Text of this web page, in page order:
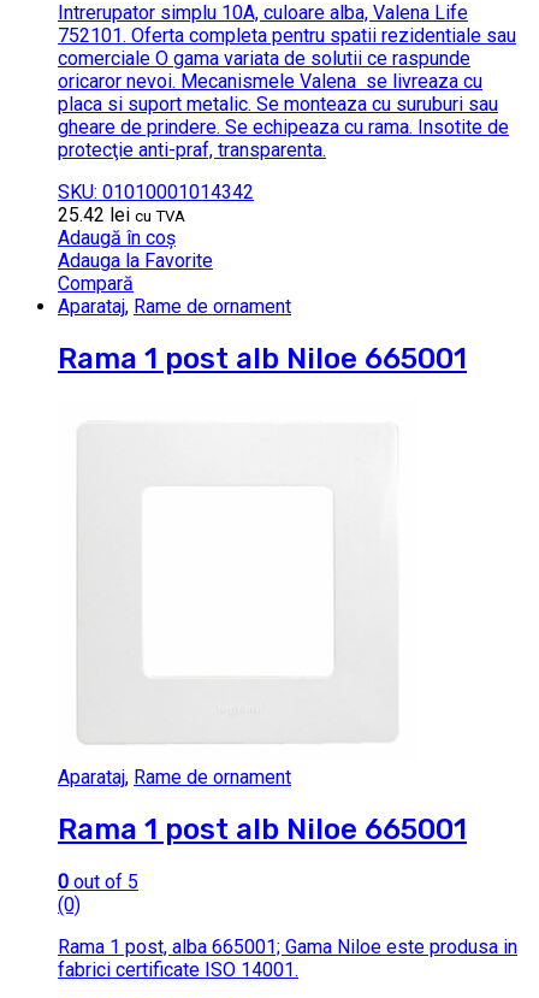
Intrerupator simplu 10A, culoare alba, Valena Life
752101. Oferta completa pentru spatii rezidentiale sau
comerciale O gama variata de solutii ce raspunde
oricaror nevoi. Mecanismele Valena se livreaza cu
placa si suport metalic. Se monteaza cu suruburi sau
gheare de prindere. Se echipeaza cu rama. Insotite de
protecţie anti-praf, transparenta.
SKU: 01010001014342
25.42 lei cu TVA
Adaugă în coș
Adauga la Favorite
Compară
Aparataj, Rame de ornament
Rama 1 post alb Niloe 665001
Aparataj, Rame de ornament
Rama 1 post alb Niloe 665001
0 out of 5
(0)
Rama 1 post, alba 665001; Gama Niloe este produsa in
fabrici certificate ISO 14001.